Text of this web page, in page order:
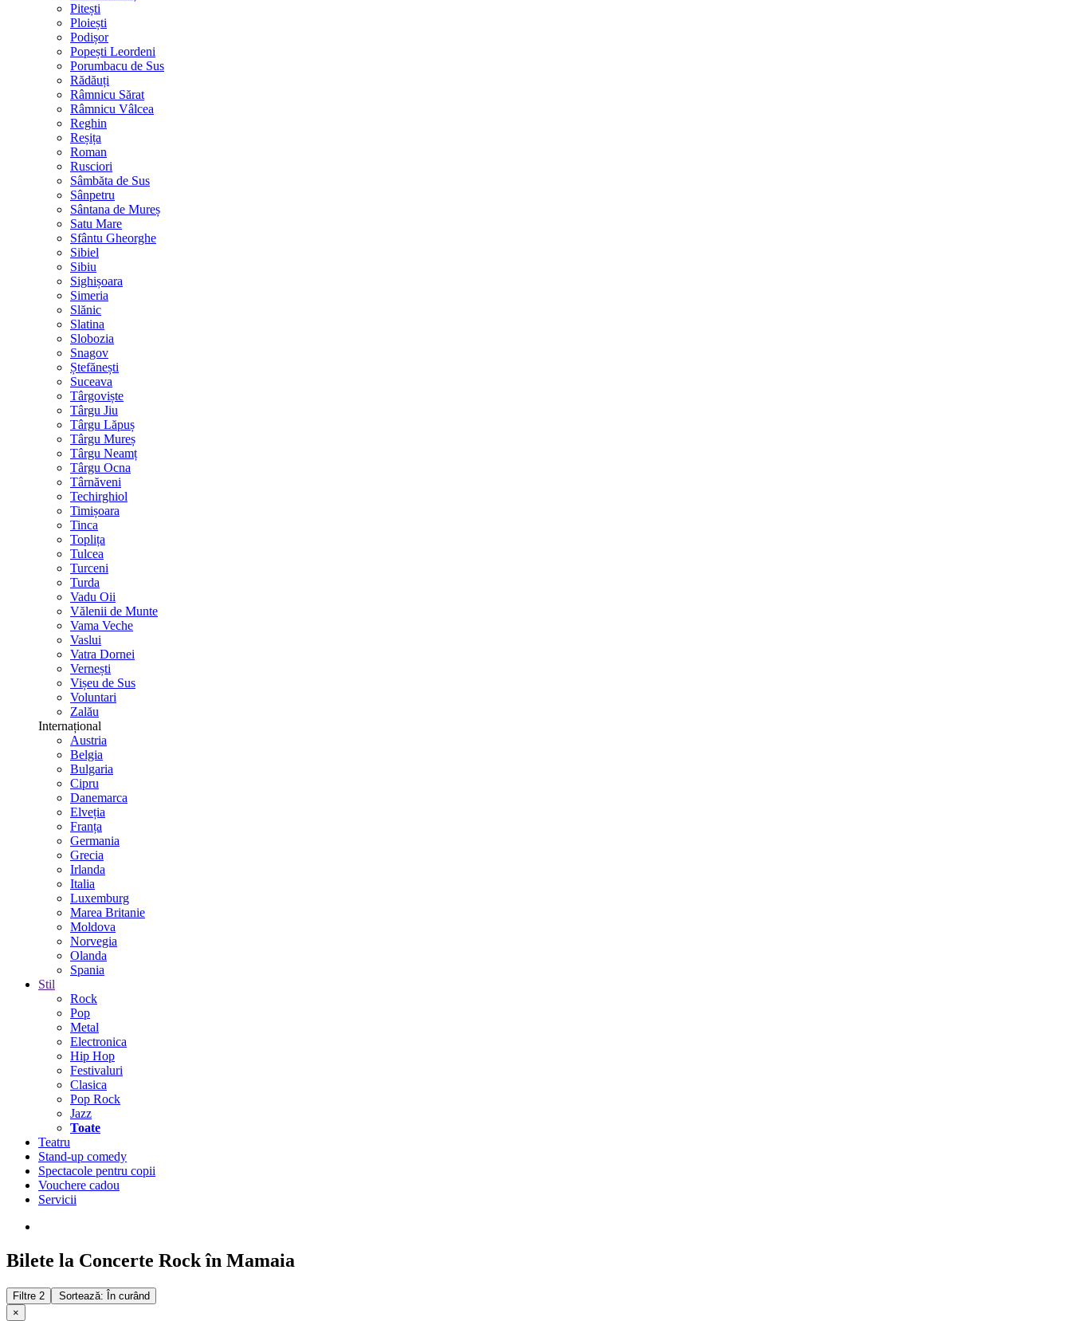
Pitești
Ploiești
Podișor
Popești Leordeni
Porumbacu de Sus
Rădăuți
Râmnicu Sărat
Râmnicu Vâlcea
Reghin
Reșița
Roman
Rusciori
Sâmbăta de Sus
Sânpetru
Sântana de Mureș
Satu Mare
Sfântu Gheorghe
Sibiel
Sibiu
Sighișoara
Simeria
Slănic
Slatina
Slobozia
Snagov
Ștefănești
Suceava
Târgoviște
Târgu Jiu
Târgu Lăpuș
Târgu Mureș
Târgu Neamț
Târgu Ocna
Târnăveni
Techirghiol
Timișoara
Tinca
Toplița
Tulcea
Turceni
Turda
Vadu Oii
Vălenii de Munte
Vama Veche
Vaslui
Vatra Dornei
Vernești
Vișeu de Sus
Voluntari
Zalău
Internațional
Austria
Belgia
Bulgaria
Cipru
Danemarca
Elveția
Franța
Germania
Grecia
Irlanda
Italia
Luxemburg
Marea Britanie
Moldova
Norvegia
Olanda
Spania
Stil
Rock
Pop
Metal
Electronica
Hip Hop
Festivaluri
Clasica
Pop Rock
Jazz
Toate
Teatru
Stand-up comedy
Spectacole pentru copii
Vouchere cadou
Servicii
Bilete la Concerte Rock în Mamaia
Filtre 2
Sortează: În curând
×